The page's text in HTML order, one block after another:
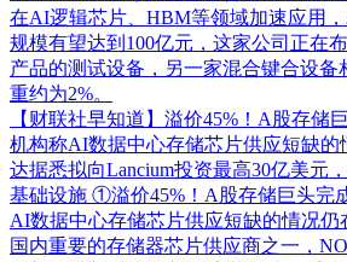
在AI逻辑芯片、HBM等领域加速应用
规模有望达到100亿元，这家公司正在
产品的测试设备，另一家混合键合设备
重约为2%。
【财联社早知道】溢价45%！A股存储
机构称AI数据中心存储芯片供应短缺的
达据悉拟向Lancium投资最高30亿美元
基础设施 ①溢价45%！A股存储巨头完
AI数据中心存储芯片供应短缺的情况仍
国内重要的存储器芯片供应商之一，